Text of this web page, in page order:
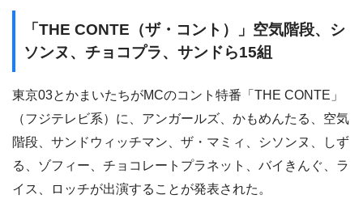
「THE CONTE（ザ・コント）」空気階段、シ
ソンヌ、チョコプラ、サンドら15組
東京03とかまいたちがMCのコント特番「THE CONTE」
（フジテレビ系）に、アンガールズ、かもめんたる、空気
階段、サンドウィッチマン、ザ・マミィ、シソンヌ、しず
る、ゾフィー、チョコレートプラネット、バイきんぐ、ラ
イス、ロッチが出演することが発表された。